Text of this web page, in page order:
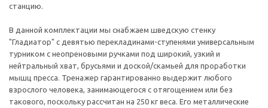
станцию.
В данной комплектации мы снабжаем шведскую стенку
"Гладиатор" с девятью перекладинами-ступенями универсальным
турником с неопреновыми ручками под широкий, узкий и
нейтральный хват, брусьями и доской/скамьей для проработки
мышц пресса. Тренажер гарантированно выдержит любого
взрослого человека, занимающегося с отягощением или без
такового, поскольку рассчитан на 250 кг веса. Его металлические